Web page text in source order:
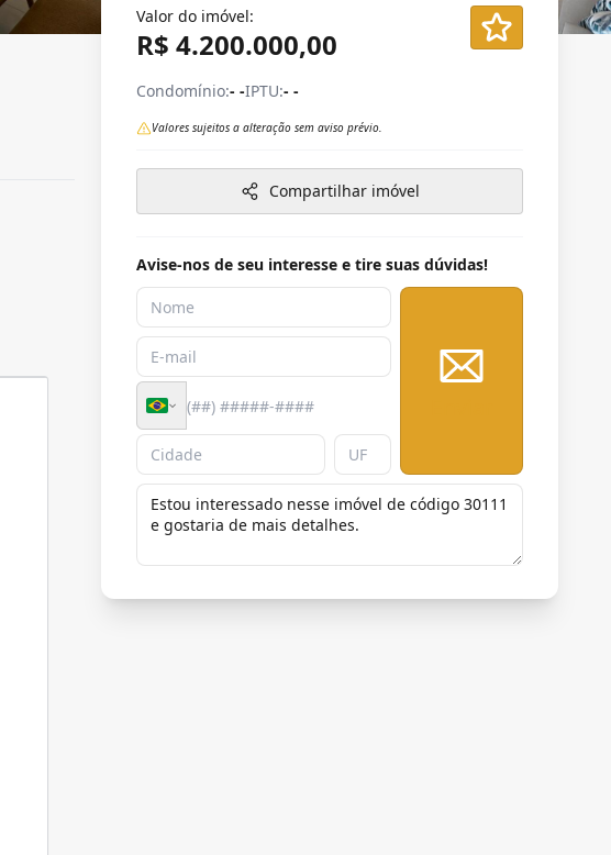
Valor do imóvel:
R$ 4.200.000,00
Condomínio:- -IPTU:- -
Valores sujeitos a alteração sem aviso prévio.
Compartilhar imóvel
Avise-nos de seu interesse e tire suas dúvidas!